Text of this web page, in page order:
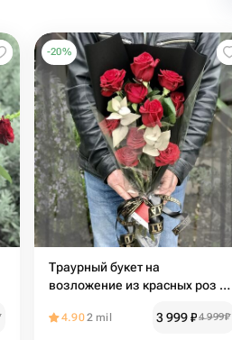
-20%
Траурный букет на
возложение из красных роз и
4.902 mil 3 999₽4 999₽